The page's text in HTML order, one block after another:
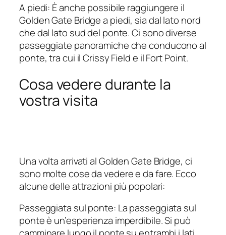
A piedi: È anche possibile raggiungere il
Golden Gate Bridge a piedi, sia dal lato nord
che dal lato sud del ponte. Ci sono diverse
passeggiate panoramiche che conducono al
ponte, tra cui il Crissy Field e il Fort Point.
Cosa vedere durante la
vostra visita
Una volta arrivati al Golden Gate Bridge, ci
sono molte cose da vedere e da fare. Ecco
alcune delle attrazioni più popolari:
Passeggiata sul ponte: La passeggiata sul
ponte è un’esperienza imperdibile. Si può